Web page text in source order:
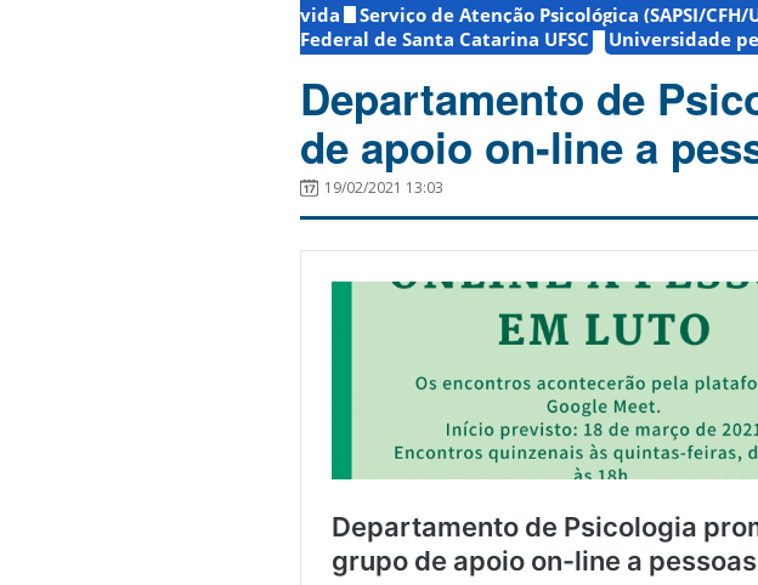
vida
Serviço de Atenção Psicológica (SAPSI/CFH/
Federal de Santa Catarina UFSC
Universidade
Departamento de
de apoio on-line a
19/02/2021 13:03